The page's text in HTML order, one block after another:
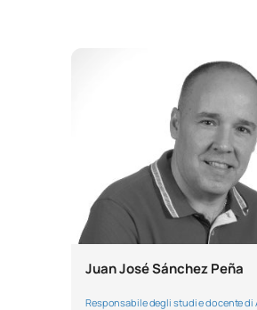
Juan José Sánchez Peña
Responsabile degli studi e docente di